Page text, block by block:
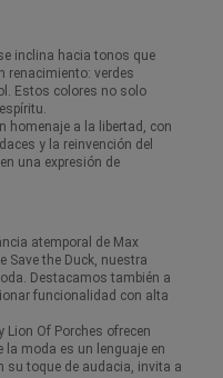
inclina hacia tonos que
renacimiento: verdes
Estos colores no solo
homenaje a la libertad, con
y la reinvención del
una expresión de
atemporal de Max
Save the Duck, nuestra
Destacamos también a
funcionalidad con alta
, y Lion Of Porches ofrecen
moda es un lenguaje en
su toque de audacia, invita a